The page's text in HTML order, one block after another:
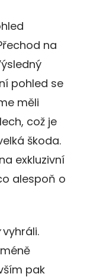
na
pohled se
měli
což je
škoda.
exkluzivní
alespoň o
vyhráli.
pak